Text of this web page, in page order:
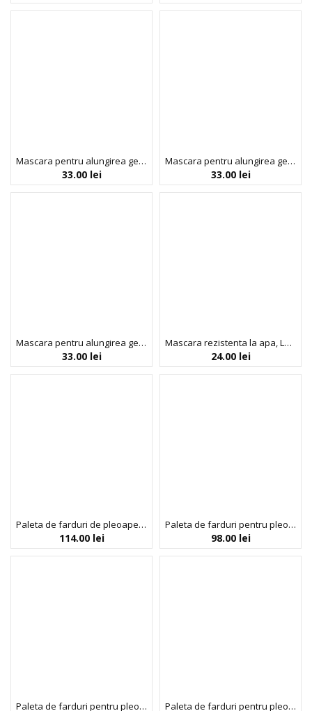
Mascara pentru alungirea genelor, Limitless, nuanta Brown, Profusion Cosmetics, 9 ml
33.00 lei
Mascara pentru alungirea genelor, Limitless, nuanta Burgundy, Profusion Cosmetics, 9 ml
33.00 lei
Mascara pentru alungirea genelor, Limitless, nuanta Pure Black, Profusion Cosmetics, 9 ml
33.00 lei
Mascara rezistenta la apa, Lash Element, Colour Spell by Profusion, 10 g
24.00 lei
Paleta de farduri de pleoape Manga Anime Book 2, 35 de nuanțe, Rude Cosmetics
114.00 lei
Paleta de farduri pentru pleoape A Day in Attitude Academia, Chibi Manga Collection, Rude Cosmetics, 15 nuante
98.00 lei
Paleta de farduri pentru pleoape Cat Girl Dream Chronicles, Chibi Manga Collection, Rude Cosmetics, 15 nuante Paleta de farduri pentru pleoape First Love Diary Secrets, Chibi Manga Collection, Rude Cosmetics, 15 nuante